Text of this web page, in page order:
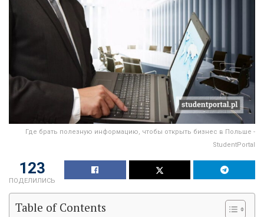
Где брать полезную информацию, чтобы открыть бизнес в Польше -
StudentPortal
123
ПОДЕЛИЛИСЬ
Table of Contents